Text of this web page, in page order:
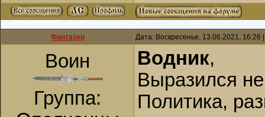
Фантазер Дата: Воскресенье, 13.06.2021,
Воин
Группа:
Водник,
Выразился
Политика,